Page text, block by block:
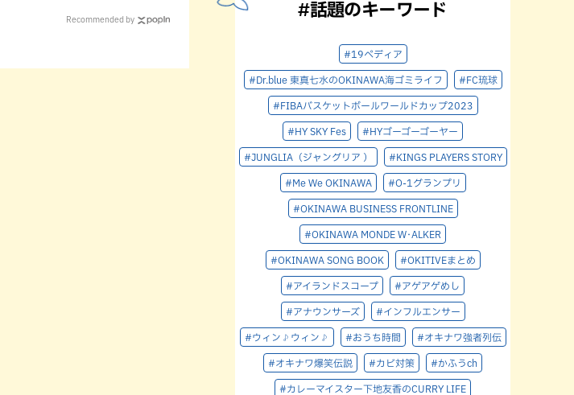
Recommended by
#話題のキーワード
#19ペディア
#Dr.blue 東真七水のOKINAWA海ゴミライフ #FC琉球
#FIBAバスケットボールワールドカップ2023
#HY SKY Fes #HYゴーゴーゴーヤー
#JUNGLIA（ジャングリア ） #KINGS PLAYERS STORY
#Me We OKINAWA #O-1グランプリ
#OKINAWA BUSINESS FRONTLINE
#OKINAWA MONDE W･ALKER
#OKINAWA SONG BOOK #OKITIVEまとめ
#アイランドスコープ #アゲアゲめし
#アナウンサーズ #インフルエンサー
#ウィン♪ウィン♪ #おうち時間 #オキナワ強者列伝
#オキナワ爆笑伝説 #カビ対策 #かふうch
#カレーマイスター下地友香のCURRY LIFE